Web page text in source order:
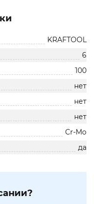
KRAFTOOL
6
100
нет
нет
нет
Cr-Mo
да